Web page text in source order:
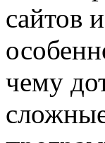
сайтов
чему